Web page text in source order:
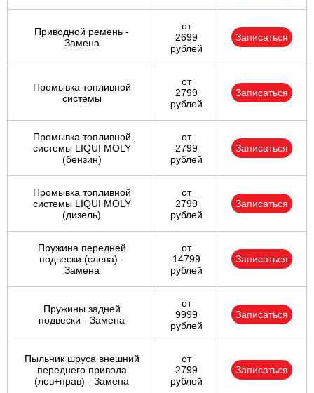
Приводной ремень -
Замена
от
2699
рублей
Записаться
Промывка топливной
системы
от
2799
рублей
Записаться
Промывка топливной
системы LIQUI MOLY
(бензин)
от
2799
рублей
Записаться
Промывка топливной
системы LIQUI MOLY
(дизель)
от
2799
рублей
Записаться
Пружина передней
подвески (слева) -
Замена
от
14799
рублей
Записаться
Пружины задней
подвески - Замена
от
9999
рублей
Записаться
Пыльник шруса внешний
переднего привода
(лев+прав) - Замена
от
2799
рублей
Записаться